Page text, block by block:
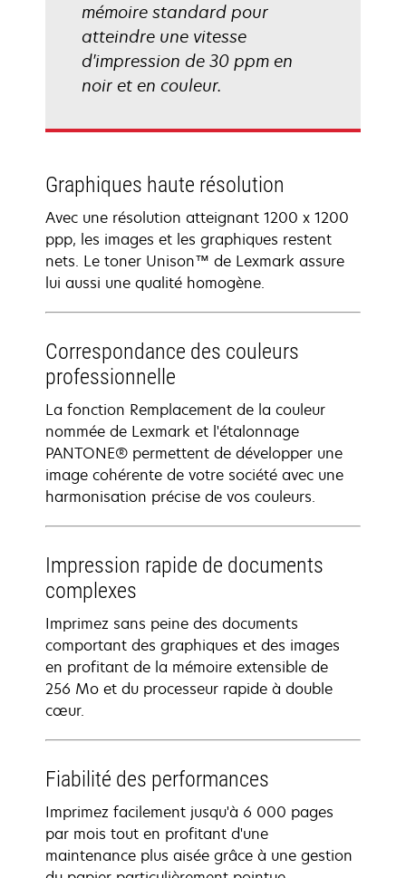
mémoire standard pour
atteindre une vitesse
d'impression de 30 ppm en
noir et en couleur.
Graphiques haute résolution
Avec une résolution atteignant 1200 x 1200
ppp, les images et les graphiques restent
nets. Le toner Unison™ de Lexmark assure
lui aussi une qualité homogène.
Correspondance des couleurs
professionnelle
La fonction Remplacement de la couleur
nommée de Lexmark et l'étalonnage
PANTONE® permettent de développer une
image cohérente de votre société avec une
harmonisation précise de vos couleurs.
Impression rapide de documents
complexes
Imprimez sans peine des documents
comportant des graphiques et des images
en profitant de la mémoire extensible de
256 Mo et du processeur rapide à double
cœur.
Fiabilité des performances
Imprimez facilement jusqu'à 6 000 pages
par mois tout en profitant d'une
maintenance plus aisée grâce à une gestion